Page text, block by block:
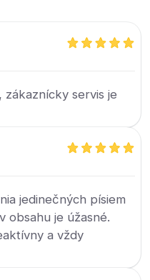
servis je
jedinečných písiem
obsahu je úžasné.
a vždy